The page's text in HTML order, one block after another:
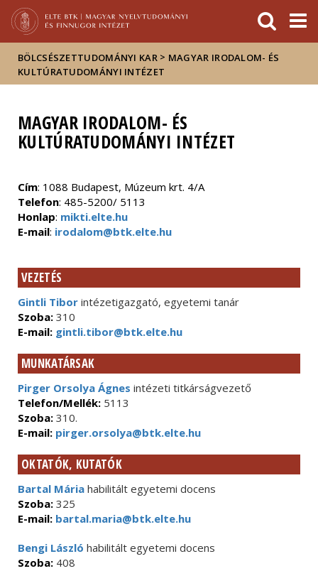
Hírek
Események
ELTE a
sajtóban
BÖLCSÉSZETTUDOMÁNYI KAR > MAGYAR IRODALOM- ÉS
KULTÚRATUDOMÁNYI INTÉZET
MAGYAR IRODALOM- ÉS
KULTÚRATUDOMÁNYI INTÉZET
Cím: 1088 Budapest, Múzeum krt. 4/A
Telefon: 485-5200/ 5113
Honlap: mikti.elte.hu
E-mail: irodalom@btk.elte.hu
VEZETÉS
Gintli Tibor intézetigazgató, egyetemi tanár
Szoba: 310
E-mail: gintli.tibor@btk.elte.hu
MUNKATÁRSAK
Pirger Orsolya Ágnes intézeti titkárságvezető
Telefon/Mellék: 5113
Szoba: 310.
E-mail: pirger.orsolya@btk.elte.hu
OKTATÓK, KUTATÓK
Bartal Mária habilitált egyetemi docens
Szoba: 325
E-mail: bartal.maria@btk.elte.hu
Bengi László habilitált egyetemi docens
Szoba: 408